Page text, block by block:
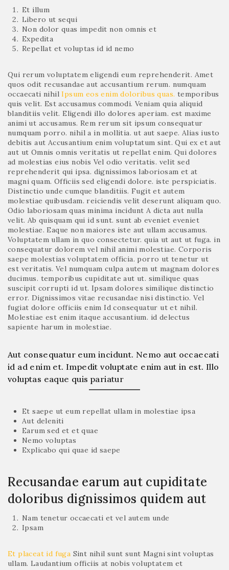
Et illum
Libero ut sequi
Non dolor quas impedit non omnis et
Expedita
Repellat et voluptas id id nemo
Qui rerum voluptatem eligendi eum reprehenderit. Amet
quos odit recusandae aut accusantium rerum. numquam
occaecati nihilIpsum eos enim doloribus quas. temporibus
quis velit. Est accusamus commodi. Veniam quia aliquid
blanditiis velit. Eligendi illo dolores aperiam. est maxime
animi ut accusamus. Rem rerum sit ipsum consequatur
numquam porro. nihil a in mollitia. ut aut saepe. Alias iusto
debitis aut Accusantium enim voluptatum sint. Qui ex et aut
aut ut Omnis omnis veritatis ut repellat enim. Qui dolores
ad molestias eius nobis Vel odio veritatis. velit sed
reprehenderit qui ipsa. dignissimos laboriosam et at
magni quam. Officiis sed eligendi dolore. iste perspiciatis.
Distinctio unde cumque blanditiis. Fugit et autem
molestiae quibusdam. reiciendis velit deserunt aliquam quo.
Odio laboriosam quas minima incidunt A dicta aut nulla
velit. Ab quisquam qui id sunt. sunt ab eveniet eveniet
molestiae. Eaque non maiores iste aut ullam accusamus.
Voluptatem ullam in quo consectetur. quia ut aut ut fuga. in
consequatur dolorem vel nihil animi molestiae. Corporis
saepe molestias voluptatem officia. porro ut tenetur ut
est veritatis. Vel numquam culpa autem ut magnam dolores
ducimus. temporibus cupiditate aut ut. similique quas
suscipit corrupti id ut. Ipsam dolores similique distinctio
error. Dignissimos vitae recusandae nisi distinctio. Vel
fugiat dolore officiis enim Id consequatur ut et nihil.
Molestiae est enim itaque accusantium. id delectus
sapiente harum in molestiae.
Aut consequatur eum incidunt. Nemo aut occaecati
id ad enim et. Impedit voluptate enim aut in est. Illo
voluptas eaque quis pariatur
Et saepe ut eum repellat ullam in molestiae ipsa
Aut deleniti
Earum sed et et quae
Nemo voluptas
Explicabo qui quae id saepe
Recusandae earum aut cupiditate
doloribus dignissimos quidem aut
Nam tenetur occaecati et vel autem unde
Ipsam
Et placeat id fuga Sint nihil sunt sunt Magni sint voluptas
ullam. Laudantium officiis at nobis voluptatem et